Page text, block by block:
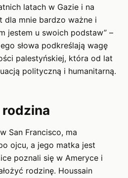
latach w Gazie i na
dla mnie bardzo ważne i
jestem u swoich podstaw” –
słowa podkreślają wagę
palestyńskiej, która od lat
polityczną i humanitarną.
San Francisco, ma
ojcu, a jego matka jest
poznali się w Ameryce i
rodzinę. Houssain